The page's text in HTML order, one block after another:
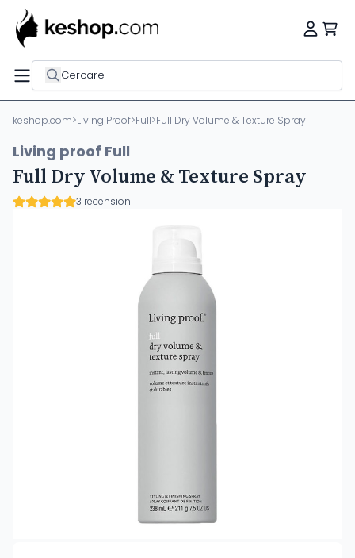
Cercare
keshop.com>Living Proof>Full>Full Dry Volume & Texture Spray
Living proof Full
Full Dry Volume & Texture Spray
3 recensioni